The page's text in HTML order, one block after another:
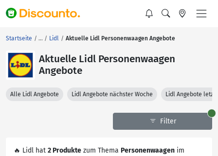
Startseite Lidl Aktuelle Lidl Personenwaagen Angebote
Aktuelle Lidl Personenwaagen
Angebote
Alle Lidl Angebote Lidl Angebote nächster Woche Lidl Angebote
Filter
🔥 Lidl hat 2 Produkte zum Thema Personenwaagen im